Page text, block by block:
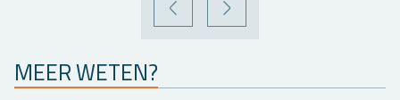
VORIGE VOLGENDE
MEER WETEN?